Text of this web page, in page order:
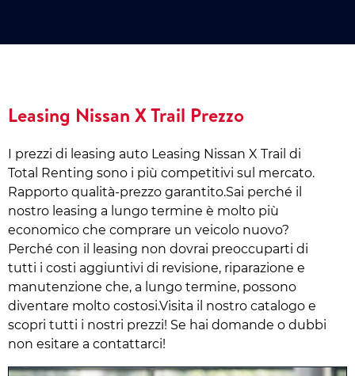
Leasing Nissan X Trail Prezzo
I prezzi di leasing auto Leasing Nissan X Trail di
Total Renting sono i più competitivi sul mercato.
Rapporto qualità-prezzo garantito.Sai perché il
nostro leasing a lungo termine è molto più
economico che comprare un veicolo nuovo?
Perché con il leasing non dovrai preoccuparti di
tutti i costi aggiuntivi di revisione, riparazione e
manutenzione che, a lungo termine, possono
diventare molto costosi.Visita il nostro catalogo e
scopri tutti i nostri prezzi! Se hai domande o dubbi
non esitare a contattarci!